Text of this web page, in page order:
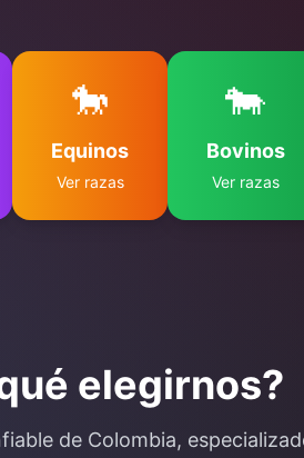
🐎
Equinos
Ver razas
🐄
Bovinos
Ver razas
elegirnos?
de Colombia,